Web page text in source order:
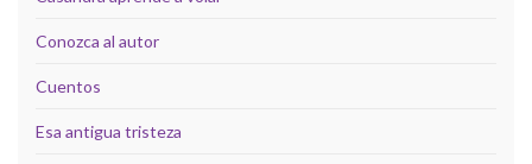
Conozca al autor
Cuentos
Esa antigua tristeza